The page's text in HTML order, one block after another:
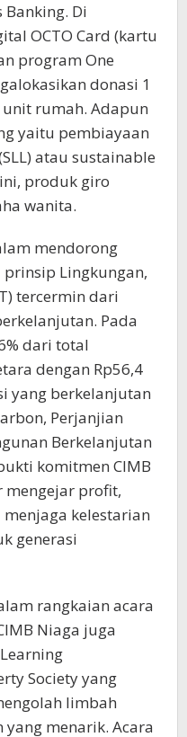
Di
OCTO Card (kartu
program One
donasi 1
rumah. Adapun
yaitu pembiayaan
atau sustainable
produk giro
wanita.
mendorong
Lingkungan,
tercermin dari
Pada
dari total
dengan Rp56,4
yang berkelanjutan
Perjanjian
Berkelanjutan
komitmen CIMB
mengejar profit,
kelestarian
generasi
rangkaian acara
Niaga juga
Society yang
limbah
menarik. Acara